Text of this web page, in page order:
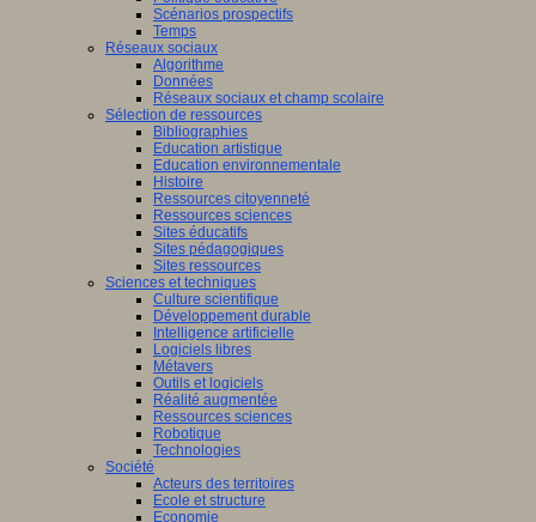
Scénarios prospectifs
Temps
Réseaux sociaux
Algorithme
Données
Réseaux sociaux et champ scolaire
Sélection de ressources
Bibliographies
Education artistique
Education environnementale
Histoire
Ressources citoyenneté
Ressources sciences
Sites éducatifs
Sites pédagogiques
Sites ressources
Sciences et techniques
Culture scientifique
Développement durable
Intelligence artificielle
Logiciels libres
Métavers
Outils et logiciels
Réalité augmentée
Ressources sciences
Robotique
Technologies
Société
Acteurs des territoires
Ecole et structure
Economie